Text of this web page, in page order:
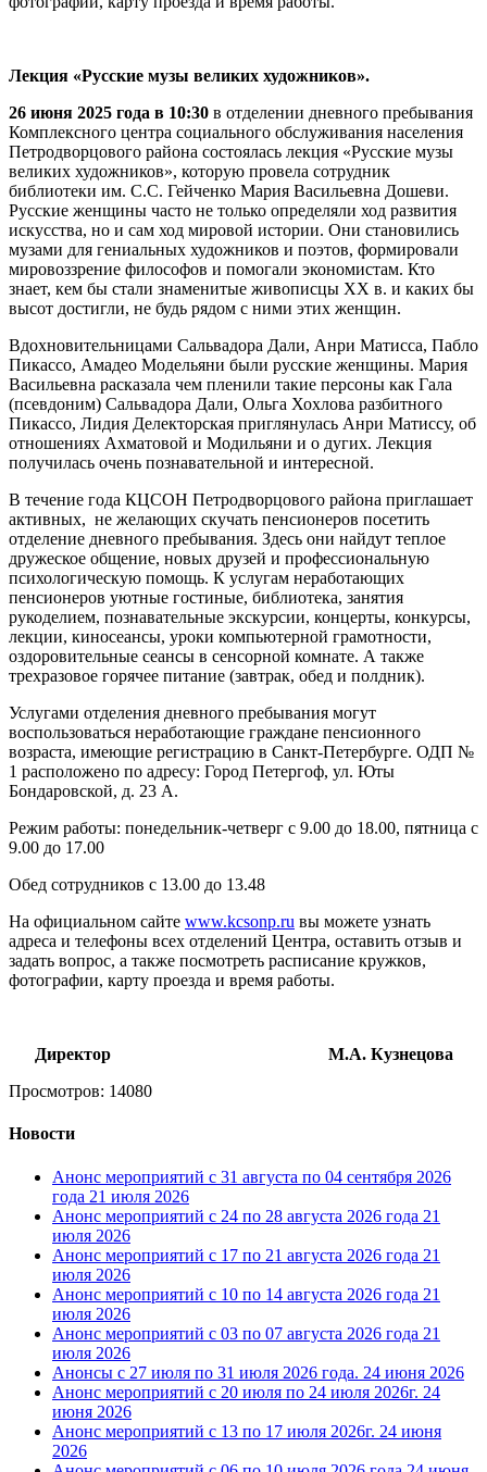
Лекция «Русские музы великих художников».
26 июня 2025 года в 10:30 в отделении дневного пребывания
Комплексного центра социального обслуживания населения
Петродворцового района состоялась лекция «Русские музы
великих художников», которую провела сотрудник
библиотеки им. С.С. Гейченко Мария Васильевна Дошеви.
Русские женщины часто не только определяли ход развития
искусства, но и сам ход мировой истории. Они становились
музами для гениальных художников и поэтов, формировали
мировоззрение философов и помогали экономистам. Кто
знает, кем бы стали знаменитые живописцы XX в. и каких бы
высот достигли, не будь рядом с ними этих женщин.
Вдохновительницами Сальвадора Дали, Анри Матисса, Пабло
Пикассо, Амадео Модельяни были русские женщины. Мария
Васильевна расказала чем пленили такие персоны как Гала
(псевдоним) Сальвадора Дали, Ольга Хохлова разбитного
Пикассо, Лидия Делекторская приглянулась Анри Матиссу, об
отношениях Ахматовой и Модильяни и о дугих. Лекция
получилась очень познавательной и интересной.
В течение года КЦСОН Петродворцового района приглашает
активных, не желающих скучать пенсионеров посетить
отделение дневного пребывания. Здесь они найдут теплое
дружеское общение, новых друзей и профессиональную
психологическую помощь. К услугам неработающих
пенсионеров уютные гостиные, библиотека, занятия
рукоделием, познавательные экскурсии, концерты, конкурсы,
лекции, киносеансы, уроки компьютерной грамотности,
оздоровительные сеансы в сенсорной комнате. А также
трехразовое горячее питание (завтрак, обед и полдник).
Услугами отделения дневного пребывания могут
воспользоваться неработающие граждане пенсионного
возраста, имеющие регистрацию в Санкт-Петербурге. ОДП №
1 расположено по адресу: Город Петергоф, ул. Юты
Бондаровской, д. 23 А.
Режим работы: понедельник-четверг с 9.00 до 18.00, пятница с
9.00 до 17.00
Обед сотрудников с 13.00 до 13.48
На официальном сайте www.kcsonp.ru вы можете узнать
адреса и телефоны всех отделений Центра, оставить отзыв и
задать вопрос, а также посмотреть расписание кружков,
фотографии, карту проезда и время работы.
Директор М.А. Кузнецова
Просмотров: 14080
Новости
Анонс мероприятий с 31 августа по 04 сентября 2026
года 21 июля 2026
Анонс мероприятий с 24 по 28 августа 2026 года 21
июля 2026
Анонс мероприятий с 17 по 21 августа 2026 года 21
июля 2026
Анонс мероприятий с 10 по 14 августа 2026 года 21
июля 2026
Анонс мероприятий с 03 по 07 августа 2026 года 21
июля 2026
Анонсы с 27 июля по 31 июля 2026 года. 24 июня 2026
Анонс мероприятий с 20 июля по 24 июля 2026г. 24
июня 2026
Анонс мероприятий с 13 по 17 июля 2026г. 24 июня
2026